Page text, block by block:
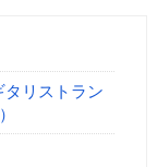
リストラン